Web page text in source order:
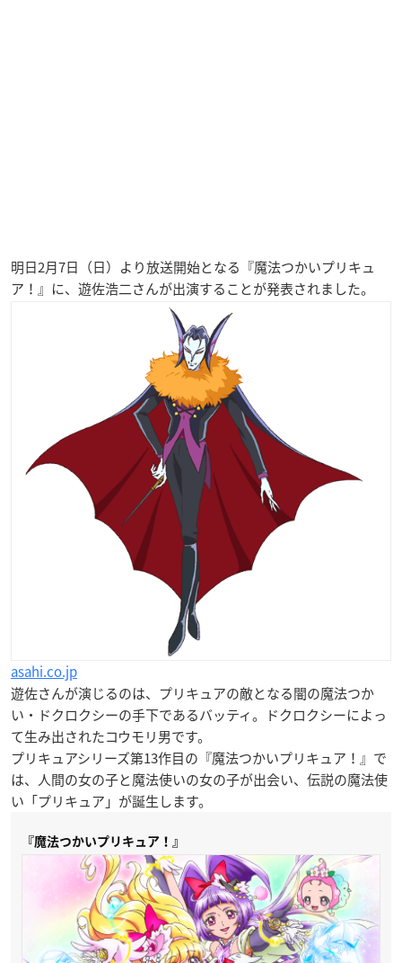
明日2月7日（日）より放送開始となる『魔法つかいプリキュ
ア！』に、遊佐浩二さんが出演することが発表されました。
asahi.co.jp
遊佐さんが演じるのは、プリキュアの敵となる闇の魔法つか
い・ドクロクシーの手下であるバッティ。ドクロクシーによっ
て生み出されたコウモリ男です。
プリキュアシリーズ第13作目の『魔法つかいプリキュア！』で
は、人間の女の子と魔法使いの女の子が出会い、伝説の魔法使
い「プリキュア」が誕生します。
『魔法つかいプリキュア！』